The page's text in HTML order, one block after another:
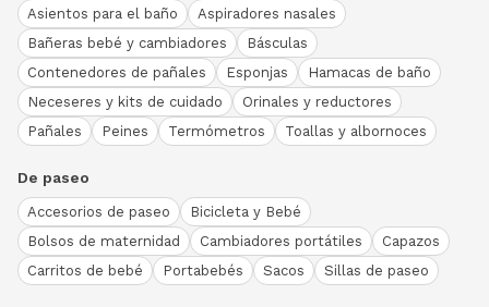
Asientos para el baño
Aspiradores nasales
Bañeras bebé y cambiadores
Básculas
Contenedores de pañales
Esponjas
Hamacas de baño
Neceseres y kits de cuidado
Orinales y reductores
Pañales
Peines Termómetros Toallas y albornoces
De paseo
Accesorios de paseo
Bicicleta y Bebé
Bolsos de maternidad
Cambiadores portátiles
Capazos
Carritos de bebé
Portabebés Sacos Sillas de paseo